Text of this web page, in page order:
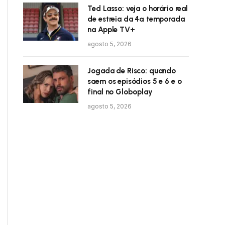
Ted Lasso: veja o horário real
de estreia da 4ª temporada
na Apple TV+
agosto 5, 2026
Jogada de Risco: quando
saem os episódios 5 e 6 e o
final no Globoplay
agosto 5, 2026